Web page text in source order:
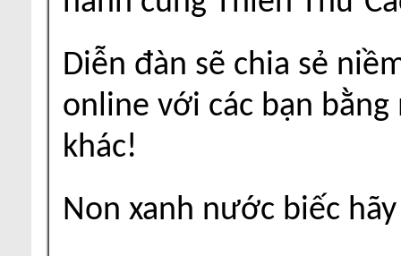
Diễn đàn sẽ chia sẻ
online với các bạn
khác!
Non xanh nước biếc